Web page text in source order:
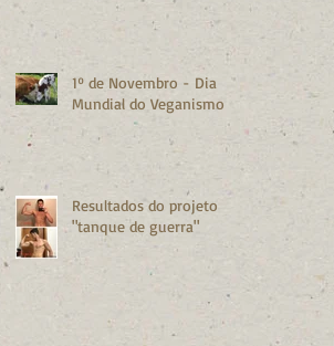
1º de Novembro - Dia
Mundial do Veganismo
Resultados do projeto
"tanque de guerra"